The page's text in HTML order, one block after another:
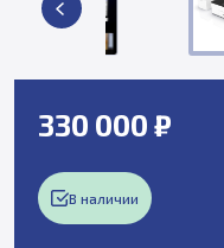
330 000 ₽
В наличии